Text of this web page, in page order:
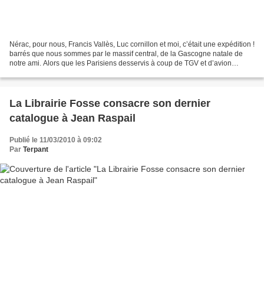
Nérac, pour nous, Francis Vallès, Luc cornillon et moi, c’était une expédition !
barrés que nous sommes par le massif central, de la Gascogne natale de
notre ami. Alors que les Parisiens desservis à coup de TGV et d’avion
La Librairie Fosse consacre son dernier
catalogue à Jean Raspail
Publié le 11/03/2010 à 09:02
Par Terpant